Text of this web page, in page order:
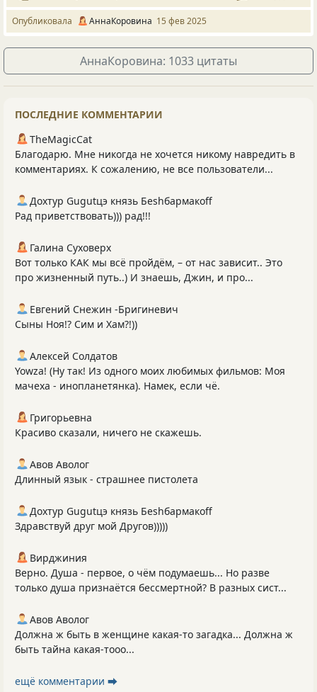
Опубликовала АннаКоровина 15 фев 2025
АннаКоровина: 1033 цитаты
ПОСЛЕДНИЕ КОММЕНТАРИИ
TheMagicCat
Благодарю. Мне никогда не хочется никому навредить в
комментариях. К сожалению, не все пользователи...
Дохтур Gugutцэ князь Беshбармакоff
Рад приветствовать))) рад!!!
Галина Суховерх
Вот только КАК мы всё пройдём, – от нас зависит.. Это
про жизненный путь..) И знаешь, Джин, и про...
Евгений Снежин -Бригиневич
Сыны Ноя!? Сим и Хам?!))
Алексей Солдатов
Yowza! (Ну так! Из одного моих любимых фильмов: Моя
мачеха - инопланетянка). Намек, если чё.
Григорьевна
Красиво сказали, ничего не скажешь.
Авов Аволог
Длинный язык - страшнее пистолета
Дохтур Gugutцэ князь Беshбармакоff
Здравствуй друг мой Другов)))))
Вирджиния
Верно. Душа - первое, о чём подумаешь... Но разве
только душа признаётся бессмертной? В разных сист...
Авов Аволог
Должна ж быть в женщине какая-то загадка... Должна ж
быть тайна какая-тооо...
ещё комментарии ⮕